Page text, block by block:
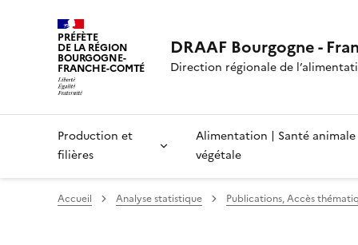
PRÉFÈTE
DE LA RÉGION
BOURGOGNE-
FRANCHE-COMTÉ
DRAAF Bourgogne -
Direction régionale de
Production et
filières
Alimentation | Santé
végétale
Accueil Analyse statistique Publications, Accès